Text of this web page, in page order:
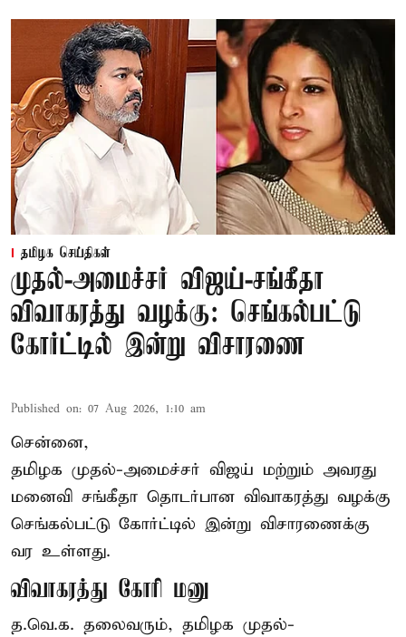
தமிழக செய்திகள்
முதல்-அமைச்சர் விஜய்-சங்கீதா
விவாகரத்து வழக்கு: செங்கல்பட்டு
கோர்ட்டில் இன்று விசாரணை
Published on: 07 Aug 2026, 1:10 am
சென்னை,
தமிழக முதல்-அமைச்சர் விஜய் மற்றும் அவரது
மனைவி சங்கீதா தொடர்பான விவாகரத்து வழக்கு
செங்கல்பட்டு கோர்ட்டில் இன்று விசாரணைக்கு
வர உள்ளது.
விவாகரத்து கோரி மனு
த.வெ.க. தலைவரும், தமிழக முதல்-